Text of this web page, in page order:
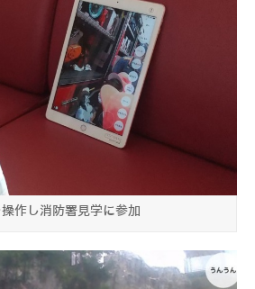
作し消防署見学に参加